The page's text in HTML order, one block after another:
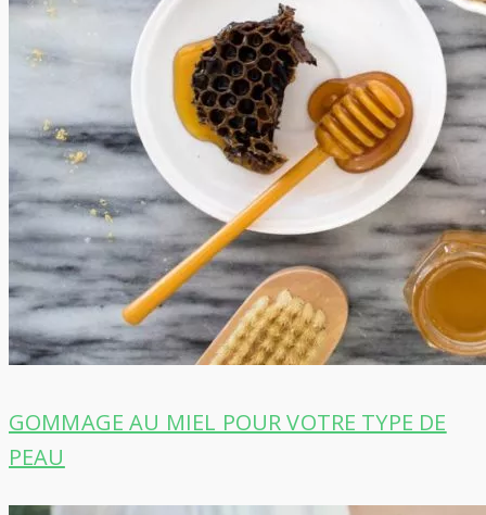
GOMMAGE AU MIEL POUR VOTRE TYPE DE
PEAU